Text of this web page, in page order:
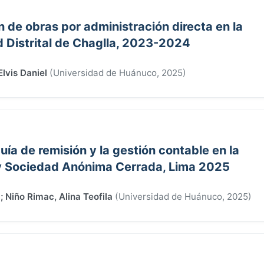
de obras por administración directa en la
Distrital de Chaglla, 2023-2024
Daniel (Universidad de Huánuco, 2025)
de remisión y la gestión contable en la
Anónima Cerrada, Lima 2025
; Niño Rimac, Alina Teofila (Universidad de Huánuco, 2025)